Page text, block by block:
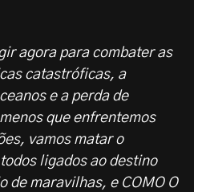
agora para combater as
catastróficas, a
e a perda de
que enfrentemos
vamos matar o
ligados ao destino
de maravilhas, e COMO O